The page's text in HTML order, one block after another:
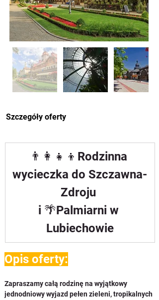
Szczegóły oferty
👨‍👩‍👧‍👦Rodzinna
wycieczka do Szczawna-
Zdroju
i 🌴Palmiarni w
Lubiechowie
Opis oferty:
Zapraszamy całą rodzinę na wyjątkowy
jednodniowy wyjazd pełen zieleni, tropikalnych